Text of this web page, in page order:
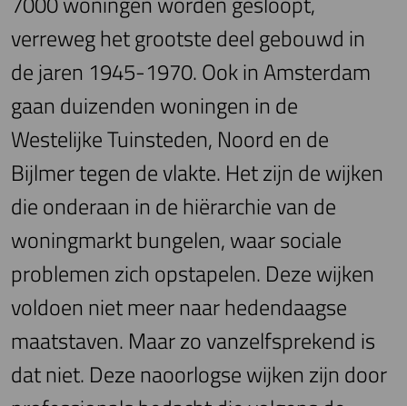
verreweg het grootste deel gebouwd in
de jaren 1945-1970. Ook in Amsterdam
gaan duizenden woningen in de
Westelijke Tuinsteden, Noord en de
Bijlmer tegen de vlakte. Het zijn de wijken
die onderaan in de hiërarchie van de
woningmarkt bungelen, waar sociale
problemen zich opstapelen. Deze wijken
voldoen niet meer naar hedendaagse
maatstaven. Maar zo vanzelfsprekend is
dat niet. Deze naoorlogse wijken zijn door